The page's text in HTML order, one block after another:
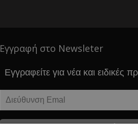
Εγγραφή στο Newsleter
Εγγραφείτε για νέα και ειδικές